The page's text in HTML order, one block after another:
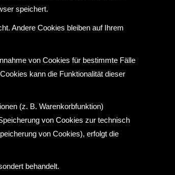
speichert.
Andere Cookies bleiben auf Ihrem
von Cookies für bestimmte Fälle
kann die Funktionalität dieser
(z. B. Warenkorbfunktion)
von Cookies zur technisch
von Cookies), erfolgt die
behandelt.